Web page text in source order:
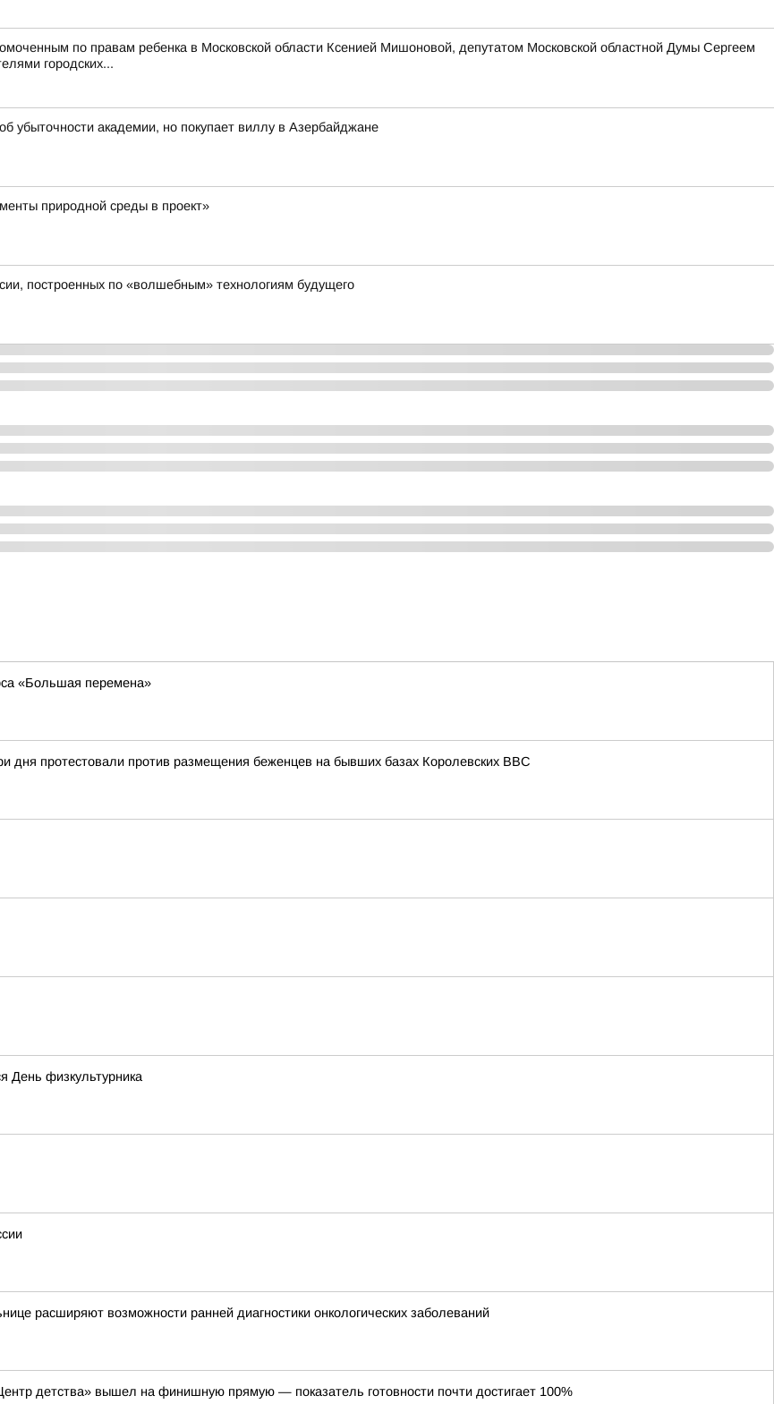
по правам ребенка в Московской области Ксенией Мишоновой, депутатом Московской областной Думы Сергеем
городских...
убыточности академии, но покупает виллу в Азербайджане
природной среды в проект»
построенных по «волшебным» технологиям будущего
«Большая перемена»
дня протестовали против размещения беженцев на бывших базах Королевских ВВС
День физкультурника
расширяют возможности ранней диагностики онкологических заболеваний
детства» вышел на финишную прямую — показатель готовности почти достигает 100%